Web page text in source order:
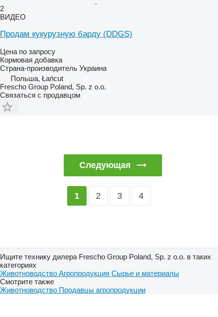
2
ВИДЕО
Продам кукурузную барду (DDGS)
Цена по запросу
Кормовая добавка
Страна-производитель Украина
Польша, Łańcut
Frescho Group Poland, Sp. z o.o.
Связаться с продавцом
Следующая
1 2 3 4
Ищите технику дилера Frescho Group Poland, Sp. z o.o. в таких
категориях
Животноводство Агропродукция Сырье и материалы
Смотрите также
Животноводство Продавцы агропродукции